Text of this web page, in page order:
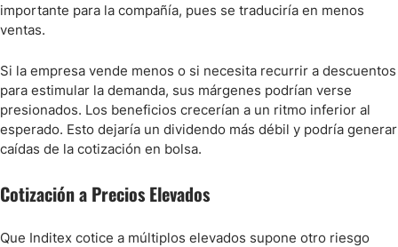
importante para la compañía, pues se traduciría en menos
ventas.
Si la empresa vende menos o si necesita recurrir a descuentos
para estimular la demanda, sus márgenes podrían verse
presionados. Los beneficios crecerían a un ritmo inferior al
esperado. Esto dejaría un dividendo más débil y podría generar
caídas de la cotización en bolsa.
Cotización a Precios Elevados
Que Inditex cotice a múltiplos elevados supone otro riesgo